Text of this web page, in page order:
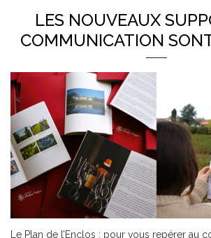
LES NOUVEAUX
COMMUNICATION
Le Plan de l’Enclos : pour vous repérer au